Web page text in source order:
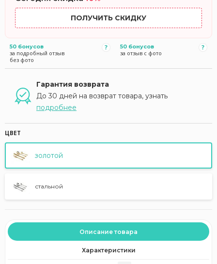
ПОЛУЧИТЬ СКИДКУ
50 бонусов
за подробный отзыв
без фото
50 бонусов
за отзыв с фото
Гарантия возврата
До 30 дней на возврат товара, узнать
подробнее
ЦВЕТ
золотой
стальной
Описание товара
Характеристики